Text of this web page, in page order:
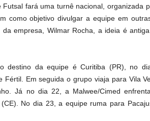
Futsal fará uma turnê nacional, organizada
como objetivo divulgar a equipe em
da empresa, Wilmar Rocha, a ideia é
destino da equipe é Curitiba (PR), no
Fértil. Em seguida o grupo viaja para Vila
Já no dia 22, a Malwee/Cimed
(CE). No dia 23, a equipe ruma para